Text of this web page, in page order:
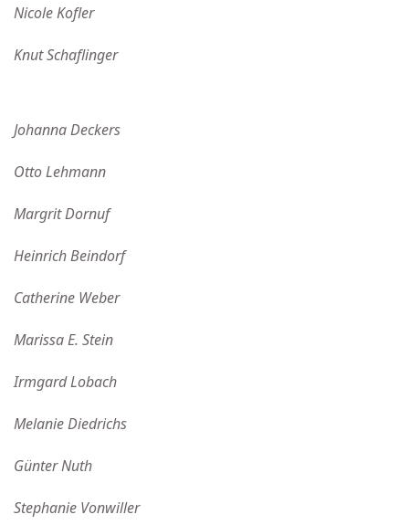
Nicole Kofler
Knut Schaflinger
Johanna Deckers
Otto Lehmann
Margrit Dornuf
Heinrich Beindorf
Catherine Weber
Marissa E. Stein
Irmgard Lobach
Melanie Diedrichs
Günter Nuth
Stephanie Vonwiller